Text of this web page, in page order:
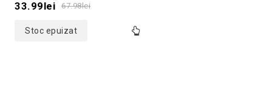
of 67.98lei
33.99lei
Stoc epuizat